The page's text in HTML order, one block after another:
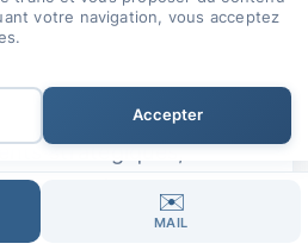
à Long Terme :
accompagnement
rapports
des performances
stratégiques,
qui vous
étape pour
✉️
MAIL
votre navigation, vous acceptez
Accepter